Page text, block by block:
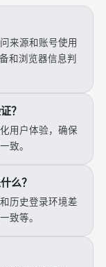
来源和账号使用
和浏览器信息判
？
用户体验，确保
致。
么？
历史登录环境差
致等。